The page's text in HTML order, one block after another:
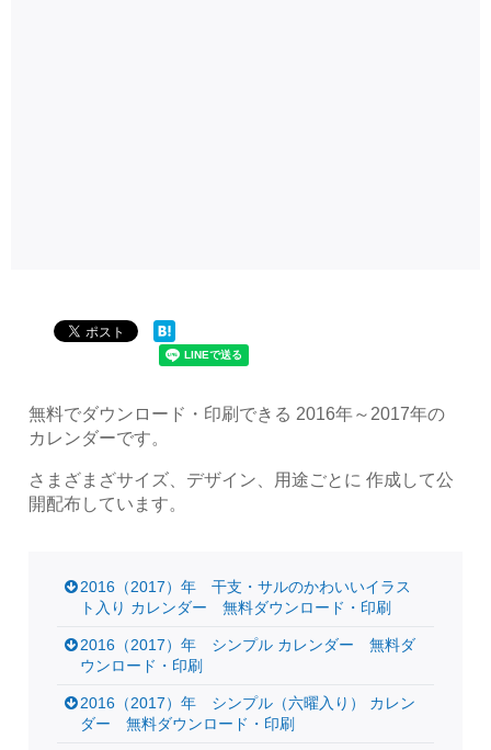
無料でダウンロード・印刷できる 2016年～2017年の
カレンダーです。
さまざまざサイズ、デザイン、用途ごとに 作成して公
開配布しています。
2016（2017）年 干支・サルのかわいいイラス
ト入り カレンダー 無料ダウンロード・印刷
2016（2017）年 シンプル カレンダー 無料ダ
ウンロード・印刷
2016（2017）年 シンプル（六曜入り） カレン
ダー 無料ダウンロード・印刷